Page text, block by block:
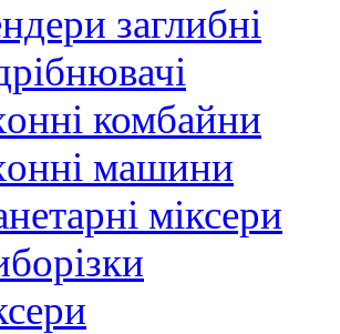
заглибні
комбайни
машини
міксери